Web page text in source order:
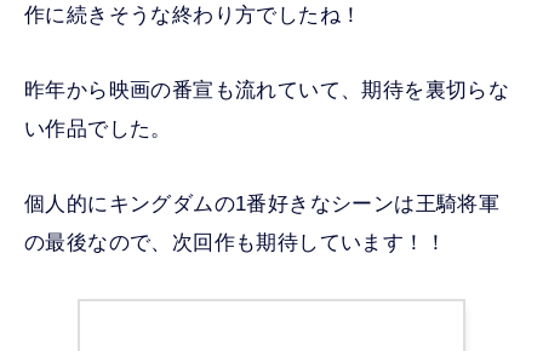
作に続きそうな終わり方でしたね！
昨年から映画の番宣も流れていて、期待を裏切らな
い作品でした。
個人的にキングダムの1番好きなシーンは王騎将軍
の最後なので、次回作も期待しています！！